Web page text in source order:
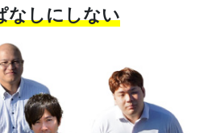
なしにしない